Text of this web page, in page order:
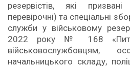
резервістів, які
перевірочні) та спеціальні
служби у військовому
2022 року № 168
військовослужбовцям,
начальницького складу,